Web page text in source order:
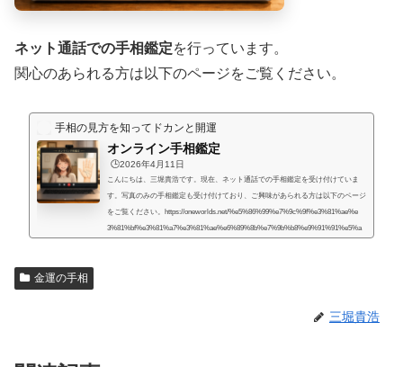
ネット通話での手相鑑定を行っています。
関心のあられる方は以下のページをご覧ください。
手相の見方を知ってドカンと開運
オンライン手相鑑定
🕒️2026年4月11日
こんにちは、三堀貴浩です。現在、ネット通話での手相鑑定を受け付けていま
す。写真のみの手相鑑定も受け付けており、ご興味があられる方は以下のページ
をご覧ください。https://oneworlds.net/%e5%86%99%e7%9c%9f%e3%81%ae%e
3%81%bf%e3%81%a7%e3%81%ae%e6%89%8b%e7%9b%b8%e9%91%91%e5%a
金運の手相
三堀貴浩